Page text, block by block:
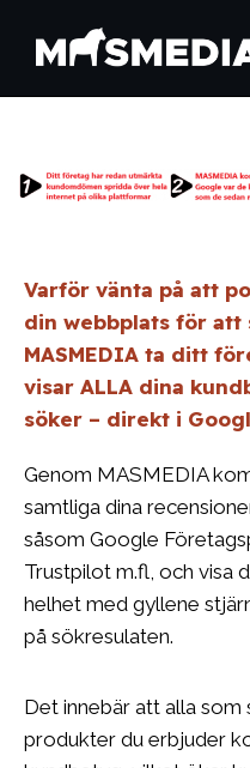
Varför vänta på att
din webbplats för att
MASMEDIA ta ditt
visar ALLA dina
söker – direkt i
Genom MASMEDIA
samtliga dina
såsom Google
Trustpilot m.fl, och visa
helhet med gyllene
på sökresulaten.
Det innebär att alla
produkter du erbjuder